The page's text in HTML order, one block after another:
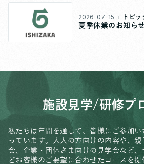
2026-07-15 トピッ
夏季休業のお知ら
施設見学/研修プ
私たちは年間を通して、皆様にご参加
っています。 大人の方向けの内容や、
会、 企業・団体さま向けの見学会など、
どお客様のご要望に合わせたコースを提